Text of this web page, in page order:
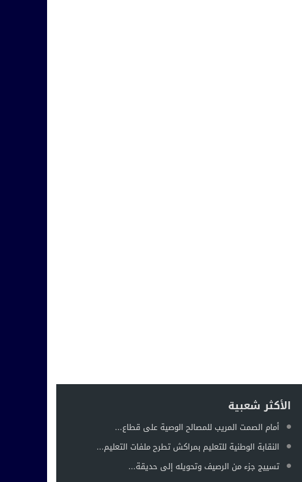
الأكثر شعبية
أمام الصمت المريب للمصالح الوصية على قطاع...
النقابة الوطنية للتعليم بمراكش تطرح ملفات التعليم...
تسييج جزء من الرصيف وتحويله إلى حديقة...